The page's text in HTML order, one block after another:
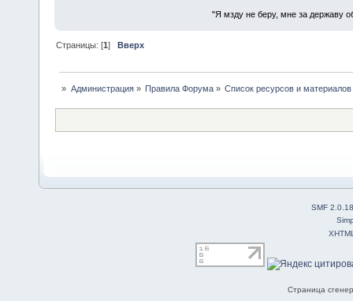
"Я мзду не беру, мне за державу
Страницы: [1]Вверх
» Администрация» Правила Форума» Список ресурсов и
SMF 2.0.18
Страница